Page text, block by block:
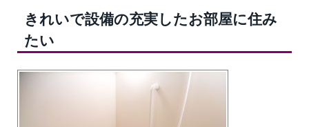
きれいで設備の充実したお部屋に住み
たい